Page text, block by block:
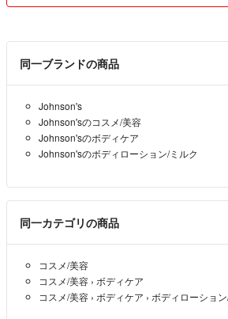
同一ブランドの商品
Johnson's
Johnson'sのコスメ/美容
Johnson'sのボディケア
Johnson'sのボディローション/ミルク
同一カテゴリの商品
コスメ/美容
コスメ/美容 › ボディケア
コスメ/美容 › ボディケア › ボディローショ